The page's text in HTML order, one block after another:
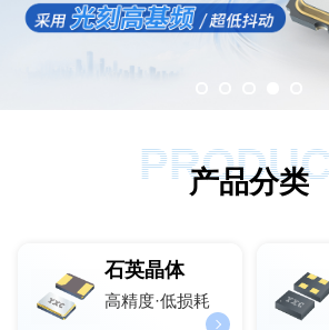
产品分类
石英晶体
高精度·低损耗